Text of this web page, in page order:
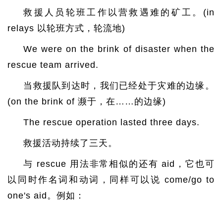
救援人员轮班工作以营救遇难的矿工。(in
relays 以轮班方式，轮流地)
We were on the brink of disaster when the
rescue team arrived.
当救援队到达时，我们已经处于灾难的边缘。
(on the brink of 濒于，在……的边缘)
The rescue operation lasted three days.
救援活动持续了三天。
与 rescue 用法非常相似的还有 aid，它也可
以同时作名词和动词，同样可以说 come/go to
one's aid。例如：